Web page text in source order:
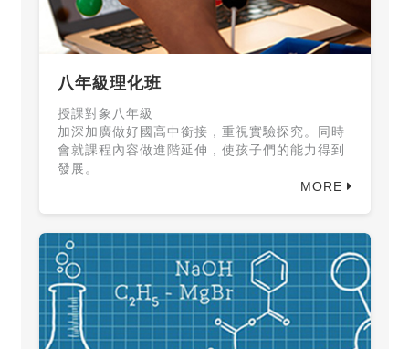
八年級理化班
授課對象八年級
加深加廣做好國高中銜接，重視實驗探究。同時
會就課程內容做進階延伸，使孩子們的能力得到
發展。
MORE